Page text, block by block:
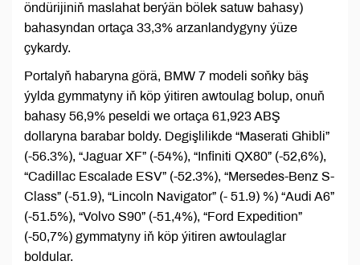
öndürijiniň maslahat berýän bölek satuw bahasy)
bahasyndan ortaça 33,3% arzanlandygyny ýüze
çykardy.
Portalyň habaryna görä, BMW 7 modeli soňky bäş
ýylda gymmatyny iň köp ýitiren awtoulag bolup, onuň
bahasy 56,9% peseldi we ortaça 61,923 ABŞ
dollaryna barabar boldy. Degişlilikde “Maserati Ghibli”
(-56.3%), “Jaguar XF” (-54%), “Infiniti QX80” (-52,6%),
“Cadillac Escalade ESV” (-52.3%), “Mersedes-Benz S-
Class” (-51.9), “Lincoln Navigator” (- 51.9) %) “Audi A6”
(-51.5%), “Volvo S90” (-51,4%), “Ford Expedition”
(-50,7%) gymmatyny iň köp ýitiren awtoulaglar
boldular.